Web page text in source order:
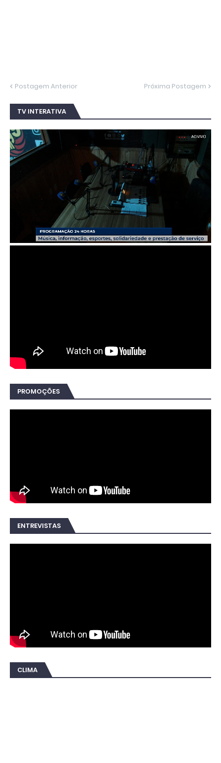
Postagem Anterior Próxima Postagem
TV INTERATIVA
PROMOÇÕES
ENTREVISTAS
CLIMA